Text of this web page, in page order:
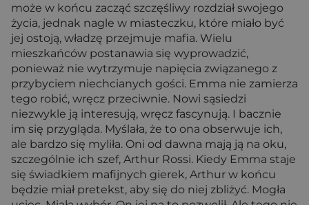
może w końcu zacząć szczęśliwy rozdział swojego
życia, jednak nagle w miasteczku, które miało być
jej ostoją, władzę przejmuje mafia. Wielu
mieszkańców postanawia się wyprowadzić,
ponieważ nie wytrzymuje napięcia związanego z
przybyciem niechcianych gości. Emma nie zamierza
tego robić, wręcz przeciwnie. Nowi sąsiedzi
niezwykle ją interesują, wręcz fascynują. I bacznie
im się przygląda. Myślała, że to ona obserwuje ich,
ale bardzo się myliła. Oni od dawna mają ją na oku,
szczególnie ich szef, Arthur Rossi. Kiedy Emma staje
się świadkiem mafijnych gierek, Arthur w końcu
będzie miał pretekst, aby się do niej zbliżyć. Mogła